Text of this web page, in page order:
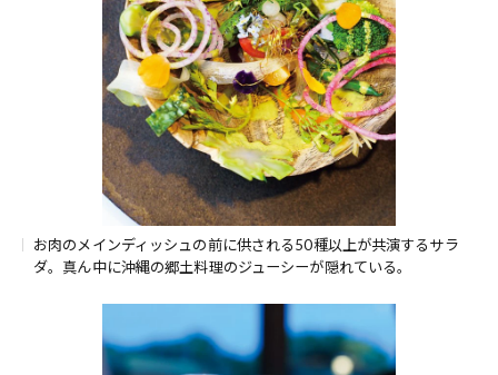
お肉のメインディッシュの前に供される50種以上が共演するサラ
ダ。真ん中に沖縄の郷土料理のジューシーが隠れている。